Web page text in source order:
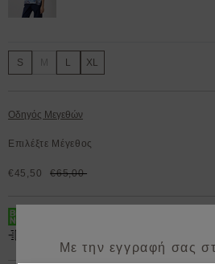
S L XL
Οδηγός Μεγεθών
Επιλέξτε Μέγεθος
€45,50 €65,00
Με την εγγραφή σας